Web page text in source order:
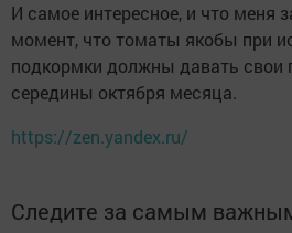
И самое интересное, и что меня
момент, что томаты якобы при
подкормки должны давать свои
середины октября месяца.
https://zen.yandex.ru/
Следите за самым